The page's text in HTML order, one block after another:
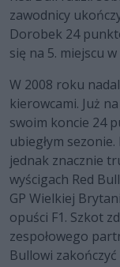
zawodnicy
Dorobek 24
się na 5. miejscu
W 2008 roku
kierowcami. Już
swoim koncie 24
ubiegłym
jednak znacznie
wyścigach Red
GP Wielkiej
opuści F1. Szkot
zespołowego
Bullowi